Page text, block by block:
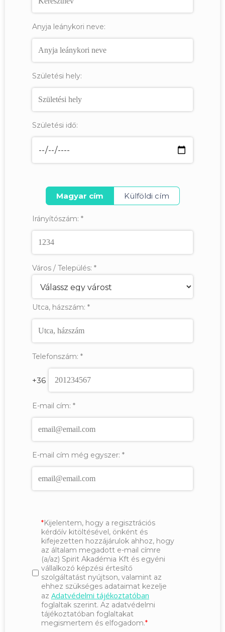
Anyja leánykori neve:
Születési hely:
Születési idő:
Magyar cím Külföldi cím
Irányítószám: *
Város / Település: *
Utca, házszám: *
Telefonszám: *
+36
E-mail cím: *
E-mail cím még egyszer: *
Kijelentem, hogy a regisztrációs
kérdőív kitöltésével, önként és
kifejezetten hozzájárulok ahhoz, hogy
az általam megadott e-mail címre
(a/az) Spirit Akadémia Kft és egyéni
vállalkozó képzési értesítő
szolgáltatást nyújtson, valamint az
ehhez szükséges adataimat kezelje
az Adatvédelmi tájékoztatóban
foglaltak szerint. Az adatvédelmi
tájékoztatóban foglaltakat
megismertem és elfogadom.